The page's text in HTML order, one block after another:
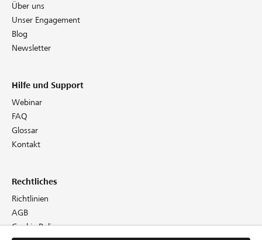
Über uns
Unser Engagement
Blog
Newsletter
Hilfe und Support
Webinar
FAQ
Glossar
Kontakt
Rechtliches
Richtlinien
AGB
Cookie Policy